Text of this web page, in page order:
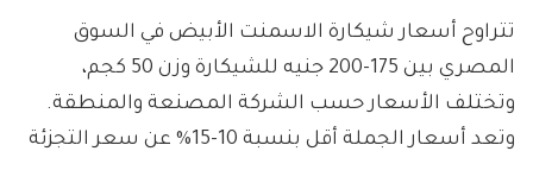
تتراوح أسعار شيكارة الاسمنت الأبيض في السوق
المصري بين 175-200 جنيه للشيكارة وزن 50 كجم،
وتختلف الأسعار حسب الشركة المصنعة والمنطقة.
وتعد أسعار الجملة أقل بنسبة 10-15% عن سعر التجزئة